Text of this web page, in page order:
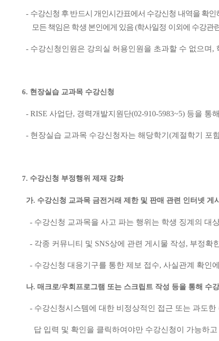
- 수강신청 후 반드시 개인시간표에서 수강신청 내역을 확인
모든 책임은 학생 본인에게 있음(학사일정 이외에 수강관
- 수강신청인원은 강의실 허용인원을 초과할 수 없으며 ,
6. 현장실습 교과목 수강신청
- RISE 사업단, 경력개발지원단(02-910-5983~5) 등을 통
- 현장실습 교과목 수강신청자는 해당학기 (계절학기 포
7. 수강신청 부정행위 제재 강화
가. 수강신청 교과목 금전거래 제한 및 판매 관련 인터넷 게
- 수강신청 교과목을 사고 파는 행위는 학생 징계의 대
- 각종 커뮤니티 및 SNS상에 관련 게시물 작성, 부정확
- 수강신청 대응기구를 통한 제보 접수, 사실관계 확인
나. 매크로/우회프로그램 또는 스크립트 작성 등을 통해 수
- 수강신청시스템에 대한 비정상적인 접근 또는 과도
답 입력 및 확인을 클릭하여야만 수강신청이 가능하고